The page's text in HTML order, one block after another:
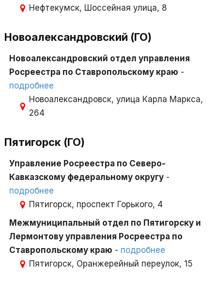
Нефтекумск, Шоссейная улица, 8
Новоалександровский (ГО)
Новоалександровский отдел управления
Росреестра по Ставропольскому краю -
подробнее
Новоалександровск, улица Карла Маркса,
264
Пятигорск (ГО)
Управление Росреестра по Северо-
Кавказскому федеральному округу -
подробнее
Пятигорск, проспект Горького, 4
Межмуниципальный отдел по Пятигорску и
Лермонтову управления Росреестра по
Ставропольскому краю - подробнее
Пятигорск, Оранжерейный переулок, 15